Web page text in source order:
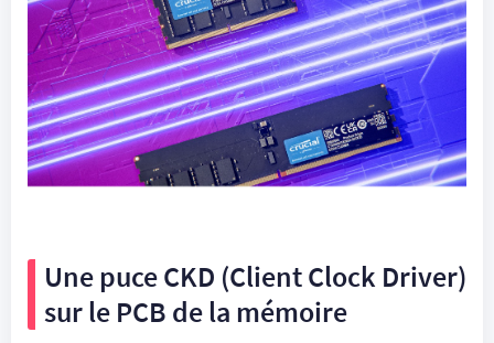
Une puce CKD (Client Clock Driver)
sur le PCB de la mémoire